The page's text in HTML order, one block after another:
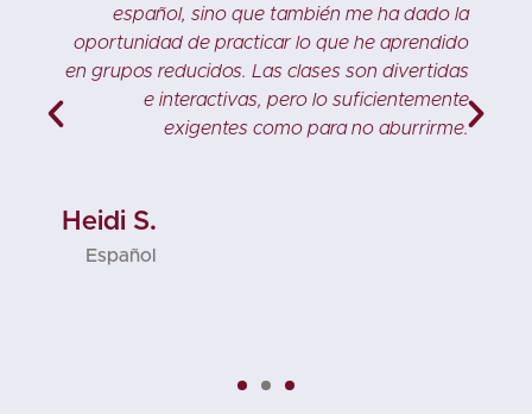
español, sino que también me ha dado la
oportunidad de practicar lo que he aprendido
en grupos reducidos. Las clases son divertidas
e interactivas, pero lo suficientemente
exigentes como para no aburrirme.
Heidi S.
Español